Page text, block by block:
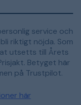
service och
riktigt nöjda. Som
utsetts till Årets
Betyget här
på Trustpilot.
här